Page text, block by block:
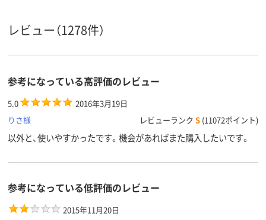
スコア
35
レビュー（1278件）
参考になっている高評価のレビュー
5.0
2016年3月19日
りさ様
レビューランク S (11072ポイント)
以外と、使いやすかったです。機会があればまた購入したいです。
参考になっている低評価のレビュー
2015年11月20日